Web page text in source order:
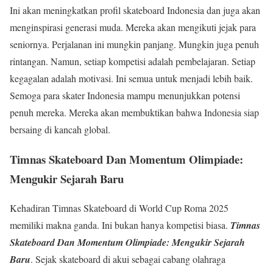
Ini akan meningkatkan profil skateboard Indonesia dan juga akan
menginspirasi generasi muda. Mereka akan mengikuti jejak para
seniornya. Perjalanan ini mungkin panjang. Mungkin juga penuh
rintangan. Namun, setiap kompetisi adalah pembelajaran. Setiap
kegagalan adalah motivasi. Ini semua untuk menjadi lebih baik.
Semoga para skater Indonesia mampu menunjukkan potensi
penuh mereka. Mereka akan membuktikan bahwa Indonesia siap
bersaing di kancah global.
Timnas Skateboard Dan Momentum Olimpiade:
Mengukir Sejarah Baru
Kehadiran Timnas Skateboard di World Cup Roma 2025
memiliki makna ganda. Ini bukan hanya kompetisi biasa. Timnas
Skateboard Dan Momentum Olimpiade: Mengukir Sejarah
Baru. Sejak skateboard di akui sebagai cabang olahraga